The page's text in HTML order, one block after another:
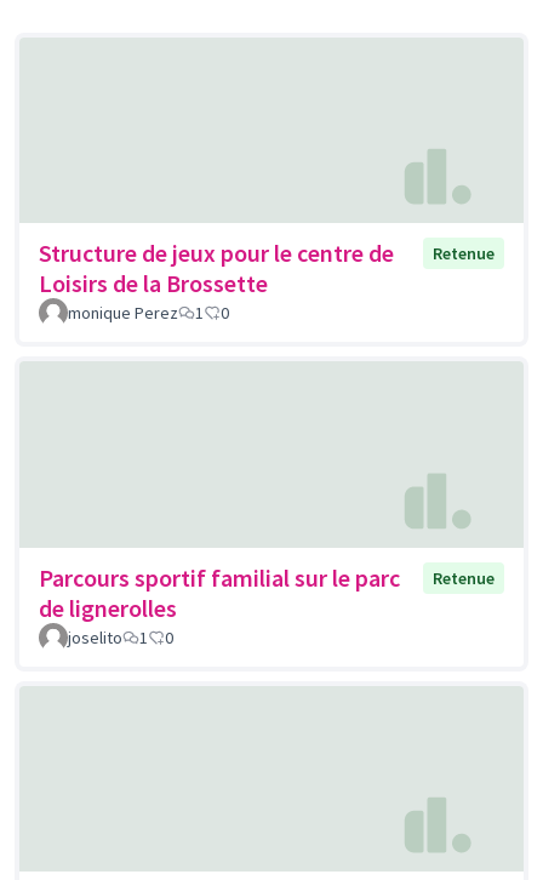
Structure de jeux pour le centre de
Loisirs de la Brossette
Retenue
monique Perez 1 0
Parcours sportif familial sur le parc
de lignerolles
Retenue
joselito 1 0